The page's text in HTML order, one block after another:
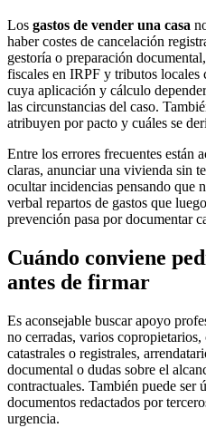
Los gastos de vender una casa
haber costes de cancelación
gestoría o preparación
fiscales en IRPF y tributos locales
cuya aplicación y cálculo
las circunstancias del caso.
atribuyen por pacto y cuáles se
Entre los errores frecuentes están
claras, anunciar una vivienda sin
ocultar incidencias pensando que
verbal repartos de gastos que
prevención pasa por documentar
Cuándo conviene
antes de firmar
Es aconsejable buscar apoyo
no cerradas, varios
catastrales o registrales,
documental o dudas sobre el
contractuales. También puede ser
documentos redactados por
urgencia.